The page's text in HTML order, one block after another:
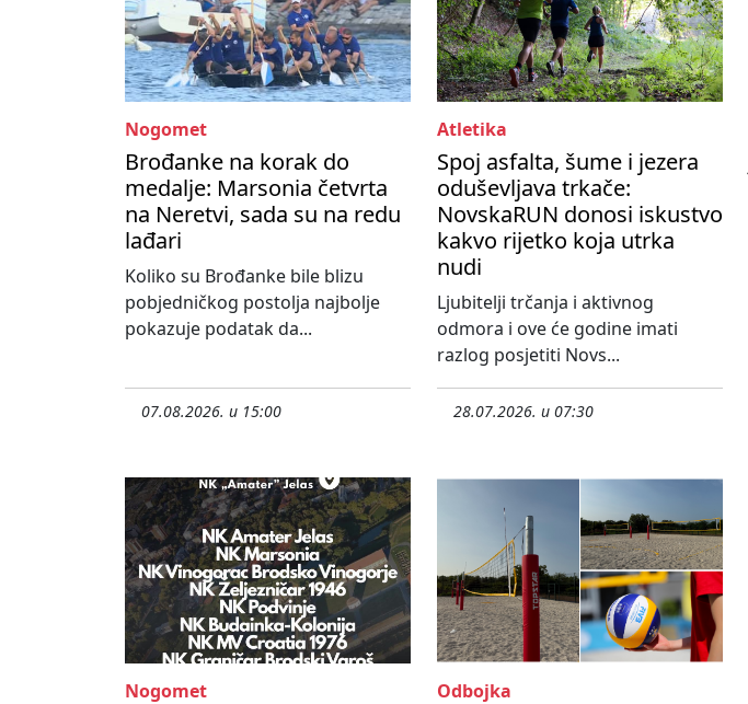
Nogomet
Brođanke na korak do
medalje: Marsonia četvrta
na Neretvi, sada su na redu
lađari
Koliko su Brođanke bile blizu
pobjedničkog postolja najbolje
pokazuje podatak da...
07.08.2026. u 15:00
Atletika
Spoj asfalta, šume i jezera
oduševljava trkače:
NovskaRUN donosi iskustvo
kakvo rijetko koja utrka
nudi
Ljubitelji trčanja i aktivnog
odmora i ove će godine imati
razlog posjetiti Novs...
28.07.2026. u 07:30
Nogomet Odbojka